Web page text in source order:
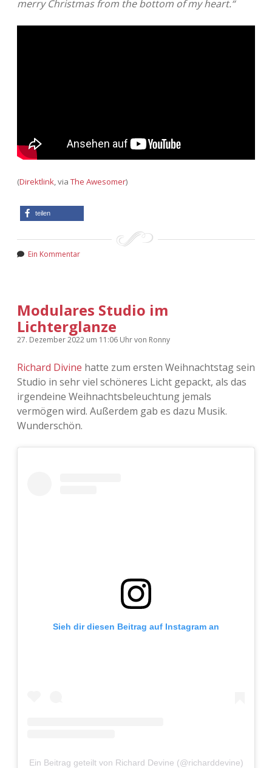
merry Christmas from the bottom of my heart.“
(Direktlink, viaThe Awesomer)
teilen
Ein Kommentar
Modulares Studio im
Lichterglanze
27. Dezember 2022 um 11:06 Uhrvon Ronny
Richard Divine hatte zum ersten Weihnachtstag sein
Studio in sehr viel schöneres Licht gepackt, als das
irgendeine Weihnachtsbeleuchtung jemals
vermögen wird. Außerdem gab es dazu Musik.
Wunderschön.
Sieh dir diesen Beitrag auf Instagram an
Ein Beitrag geteilt von Richard Devine (@richarddevine)